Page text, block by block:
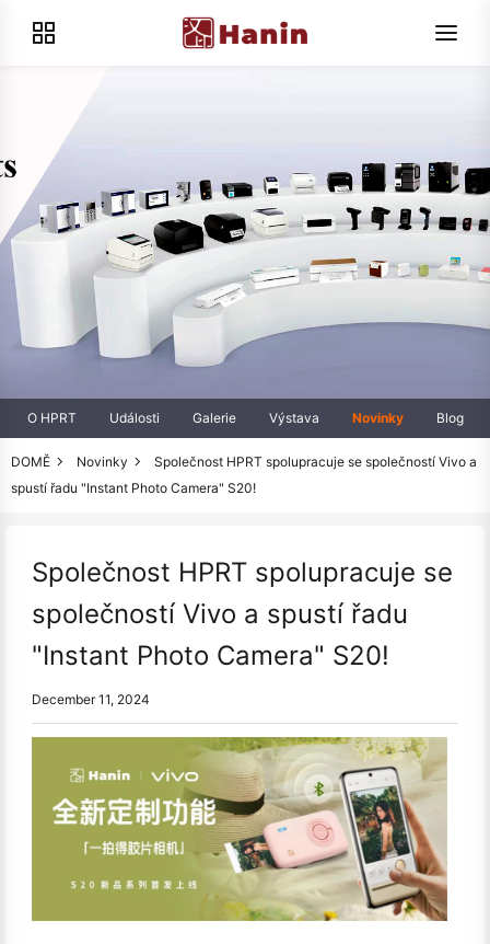
O HPRT Události Galerie Výstava Novinky Blog
DOMĚ Novinky
Společnost HPRT spolupracuje se společností Vivo a
spustí řadu "Instant Photo Camera" S20!
Společnost HPRT spolupracuje se
společností Vivo a spustí řadu
"Instant Photo Camera" S20!
December 11, 2024